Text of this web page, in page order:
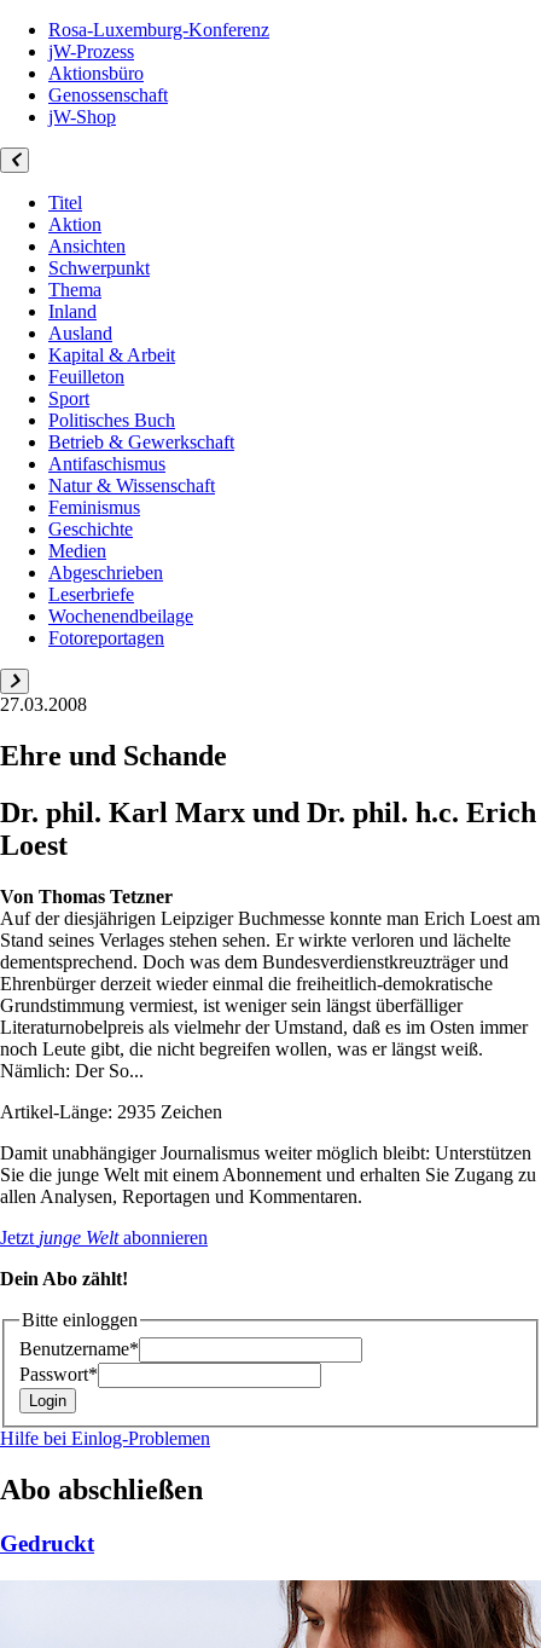
Rosa-Luxemburg-Konferenz
jW-Prozess
Aktionsbüro
Genossenschaft
jW-Shop
Titel
Aktion
Ansichten
Schwerpunkt
Thema
Inland
Ausland
Kapital & Arbeit
Feuilleton
Sport
Politisches Buch
Betrieb & Gewerkschaft
Antifaschismus
Natur & Wissenschaft
Feminismus
Geschichte
Medien
Abgeschrieben
Leserbriefe
Wochenendbeilage
Fotoreportagen
27.03.2008
Ehre und Schande
Dr. phil. Karl Marx und Dr. phil. h.c. Erich
Loest
Von Thomas Tetzner
Auf der diesjährigen Leipziger Buchmesse konnte man Erich Loest am
Stand seines Verlages stehen sehen. Er wirkte verloren und lächelte
dementsprechend. Doch was dem Bundesverdienstkreuzträger und
Ehrenbürger derzeit wieder einmal die freiheitlich-demokratische
Grundstimmung vermiest, ist weniger sein längst überfälliger
Literaturnobelpreis als vielmehr der Umstand, daß es im Osten immer
noch Leute gibt, die nicht begreifen wollen, was er längst weiß.
Nämlich: Der So...
Artikel-Länge: 2935 Zeichen
Damit unabhängiger Journalismus weiter möglich bleibt: Unterstützen
Sie die junge Welt mit einem Abonnement und erhalten Sie Zugang zu
allen Analysen, Reportagen und Kommentaren.
Jetzt junge Weltabonnieren
Dein Abo zählt!
Bitte einloggen
Benutzername*
Passwort*
Hilfe bei Einlog-Problemen
Abo abschließen
Gedruckt